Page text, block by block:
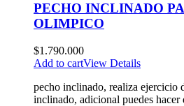
PECHO INCLINADO
OLIMPICO
$1.790.000
Add to cartView Details
pecho inclinado, realiza ejercicio
inclinado, adicional puedes hacer